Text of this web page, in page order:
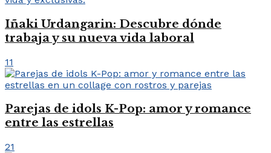
Iñaki Urdangarin: Descubre dónde
trabaja y su nueva vida laboral
11
Parejas de idols K-Pop: amor y romance
entre las estrellas
21